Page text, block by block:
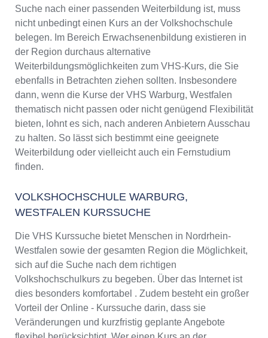
Suche nach einer passenden Weiterbildung ist, muss
nicht unbedingt einen Kurs an der Volkshochschule
belegen. Im Bereich Erwachsenenbildung existieren in
der Region durchaus alternative
Weiterbildungsmöglichkeiten zum VHS-Kurs, die Sie
ebenfalls in Betrachten ziehen sollten. Insbesondere
dann, wenn die Kurse der VHS Warburg, Westfalen
thematisch nicht passen oder nicht genügend Flexibilität
bieten, lohnt es sich, nach anderen Anbietern Ausschau
zu halten. So lässt sich bestimmt eine geeignete
Weiterbildung oder vielleicht auch ein Fernstudium
finden.
VOLKSHOCHSCHULE WARBURG,
WESTFALEN KURSSUCHE
Die VHS Kurssuche bietet Menschen in Nordrhein-
Westfalen sowie der gesamten Region die Möglichkeit,
sich auf die Suche nach dem richtigen
Volkshochschulkurs zu begeben. Über das Internet ist
dies besonders komfortabel . Zudem besteht ein großer
Vorteil der Online - Kurssuche darin, dass sie
Veränderungen und kurzfristig geplante Angebote